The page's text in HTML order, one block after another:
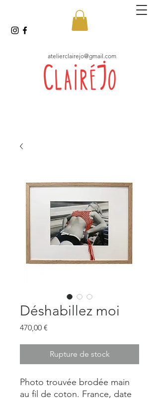
atelierclairejo@gmail.com
Déshabillez moi
470,00 €
Rupture de stock
Photo trouvée brodée main
au fil de coton. France, date